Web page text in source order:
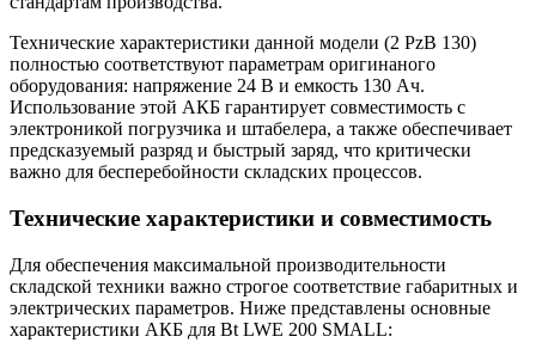
Технические характеристики данной модели (2 PzB 130)
полностью соответствуют параметрам оригинаного
оборудования: напряжение 24 В и емкость 130 Ач.
Использование этой АКБ гарантирует совместимость с
электроникой погрузчика и штабелера, а также обеспечивает
предсказуемый разряд и быстрый заряд, что критически
важно для бесперебойности складских процессов.
Технические характеристики и совместимость
Для обеспечения максимальной производительности
складской техники важно строгое соответствие габаритных и
электрических параметров. Ниже представлены основные
характеристики АКБ для Bt LWE 200 SMALL: